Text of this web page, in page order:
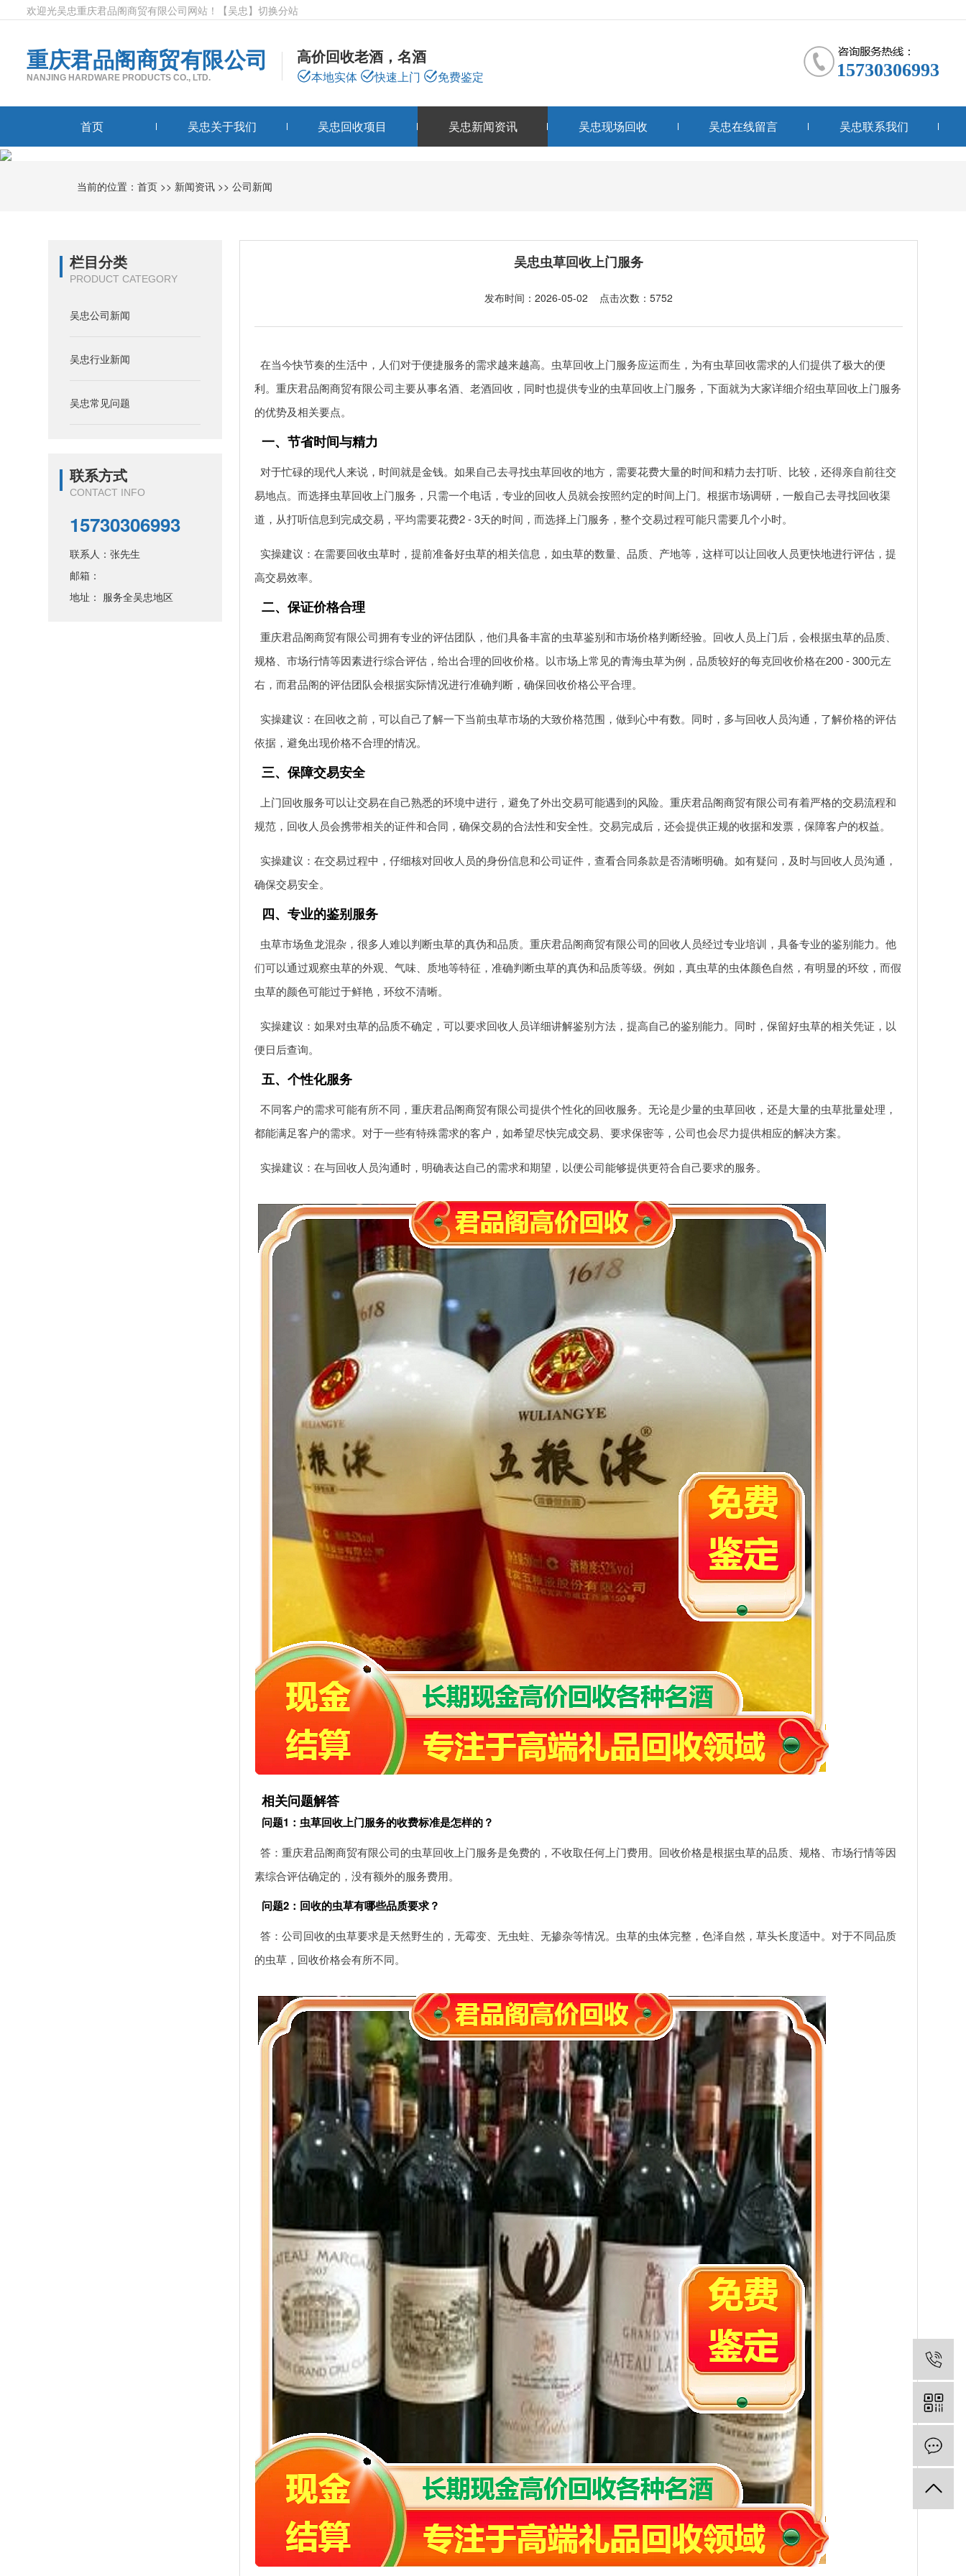
欢迎光吴忠重庆君品阁商贸有限公司网站！ 【吴忠】 切换分站
重庆君品阁商贸有限公司
NANJING HARDWARE PRODUCTS CO., LTD.
高价回收老酒，名酒
本地实体 快速上门 免费鉴定 15730306993
首页 吴忠关于我们 吴忠回收项目 吴忠新闻资讯 吴忠现场回收 吴忠在线留言 吴忠联系我们
当前的位置：首页 >> 新闻资讯 >>公司新闻
栏目分类
PRODUCT CATEGORY
吴忠公司新闻
吴忠行业新闻
吴忠常见问题
联系方式
CONTACT INFO
15730306993
联系人：张先生
邮箱：
地址： 服务全吴忠地区
吴忠虫草回收上门服务
发布时间：2026-05-02 点击次数：5752
在当今快节奏的生活中，人们对于便捷服务的需求越来越高。虫草回收上门服务应运而生，为有虫草回收需求的人们提供了极大的便
利。重庆君品阁商贸有限公司主要从事名酒、老酒回收，同时也提供专业的虫草回收上门服务，下面就为大家详细介绍虫草回收上门服务
的优势及相关要点。
一、节省时间与精力
对于忙碌的现代人来说，时间就是金钱。如果自己去寻找虫草回收的地方，需要花费大量的时间和精力去打听、比较，还得亲自前往交
易地点。而选择虫草回收上门服务，只需一个电话，专业的回收人员就会按照约定的时间上门。根据市场调研，一般自己去寻找回收渠
道，从打听信息到完成交易，平均需要花费2 - 3天的时间，而选择上门服务，整个交易过程可能只需要几个小时。
实操建议：在需要回收虫草时，提前准备好虫草的相关信息，如虫草的数量、品质、产地等，这样可以让回收人员更快地进行评估，提
高交易效率。
二、保证价格合理
重庆君品阁商贸有限公司拥有专业的评估团队，他们具备丰富的虫草鉴别和市场价格判断经验。回收人员上门后，会根据虫草的品质、
规格、市场行情等因素进行综合评估，给出合理的回收价格。以市场上常见的青海虫草为例，品质较好的每克回收价格在200 - 300元左
右，而君品阁的评估团队会根据实际情况进行准确判断，确保回收价格公平合理。
实操建议：在回收之前，可以自己了解一下当前虫草市场的大致价格范围，做到心中有数。同时，多与回收人员沟通，了解价格的评估
依据，避免出现价格不合理的情况。
三、保障交易安全
上门回收服务可以让交易在自己熟悉的环境中进行，避免了外出交易可能遇到的风险。重庆君品阁商贸有限公司有着严格的交易流程和
规范，回收人员会携带相关的证件和合同，确保交易的合法性和安全性。交易完成后，还会提供正规的收据和发票，保障客户的权益。
实操建议：在交易过程中，仔细核对回收人员的身份信息和公司证件，查看合同条款是否清晰明确。如有疑问，及时与回收人员沟通，
确保交易安全。
四、专业的鉴别服务
虫草市场鱼龙混杂，很多人难以判断虫草的真伪和品质。重庆君品阁商贸有限公司的回收人员经过专业培训，具备专业的鉴别能力。他
们可以通过观察虫草的外观、气味、质地等特征，准确判断虫草的真伪和品质等级。例如，真虫草的虫体颜色自然，有明显的环纹，而假
虫草的颜色可能过于鲜艳，环纹不清晰。
实操建议：如果对虫草的品质不确定，可以要求回收人员详细讲解鉴别方法，提高自己的鉴别能力。同时，保留好虫草的相关凭证，以
便日后查询。
五、个性化服务
不同客户的需求可能有所不同，重庆君品阁商贸有限公司提供个性化的回收服务。无论是少量的虫草回收，还是大量的虫草批量处理，
都能满足客户的需求。对于一些有特殊需求的客户，如希望尽快完成交易、要求保密等，公司也会尽力提供相应的解决方案。
实操建议：在与回收人员沟通时，明确表达自己的需求和期望，以便公司能够提供更符合自己要求的服务。
相关问题解答
问题1：虫草回收上门服务的收费标准是怎样的？
答：重庆君品阁商贸有限公司的虫草回收上门服务是免费的，不收取任何上门费用。回收价格是根据虫草的品质、规格、市场行情等因
素综合评估确定的，没有额外的服务费用。
问题2：回收的虫草有哪些品质要求？
答：公司回收的虫草要求是天然野生的，无霉变、无虫蛀、无掺杂等情况。虫草的虫体完整，色泽自然，草头长度适中。对于不同品质
的虫草，回收价格会有所不同。